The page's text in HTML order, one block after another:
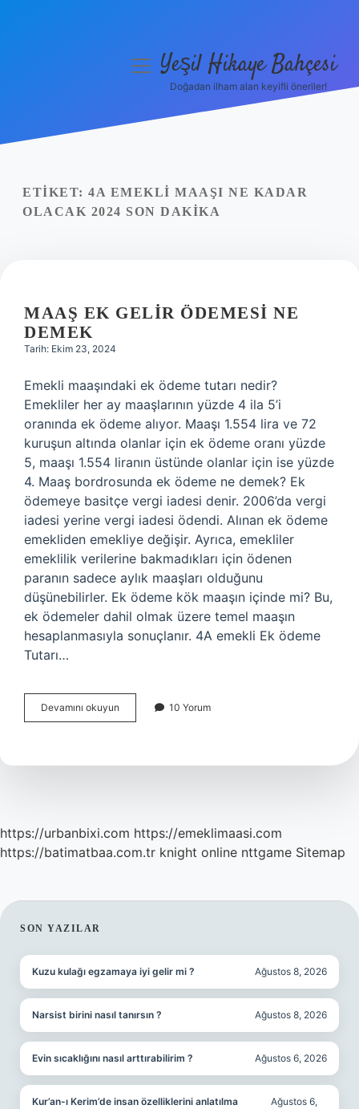
Yasal Uyarı
menüyüYeşil Hikaye Bahçesi
Doğadan ilham alan keyifli öneriler!
ETIKET: 4A EMEKLI MAAŞI NE KADAR
OLACAK 2024 SON DAKIKA
MAAŞ EK GELIR ÖDEMESI NE
DEMEK
Tarih: Ekim 23, 2024
Emekli maaşındaki ek ödeme tutarı nedir?
Emekliler her ay maaşlarının yüzde 4 ila 5’i
oranında ek ödeme alıyor. Maaşı 1.554 lira ve 72
kuruşun altında olanlar için ek ödeme oranı yüzde
5, maaşı 1.554 liranın üstünde olanlar için ise yüzde
4. Maaş bordrosunda ek ödeme ne demek? Ek
ödemeye basitçe vergi iadesi denir. 2006’da vergi
iadesi yerine vergi iadesi ödendi. Alınan ek ödeme
emekliden emekliye değişir. Ayrıca, emekliler
emeklilik verilerine bakmadıkları için ödenen
paranın sadece aylık maaşları olduğunu
düşünebilirler. Ek ödeme kök maaşın içinde mi? Bu,
ek ödemeler dahil olmak üzere temel maaşın
hesaplanmasıyla sonuçlanır. 4A emekli Ek ödeme
Tutarı…
Devamını okuyun
Ek
Ne
10 Yorum
https://urbanbixi.com https://emeklimaasi.com
https://batimatbaa.com.tr knight online nttgame Sitemap
SIDEBAR
SON YAZILAR
Kuzu kulağı egzamaya iyi gelir mi ? Ağustos 8, 2026
Narsist birini nasıl tanırsın ? Ağustos 8, 2026
Evin sıcaklığını nasıl arttırabilirim ? Ağustos 6, 2026
Kur’an-ı Kerim’de insan özelliklerini anlatılma
Ağustos 6,